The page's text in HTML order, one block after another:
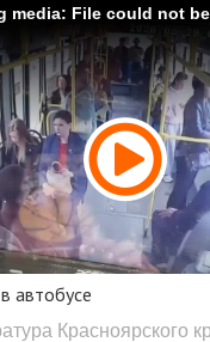
media: File could not be
автобусе
Красноярского